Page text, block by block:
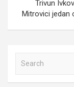
Trivun
Mitrovici jedan